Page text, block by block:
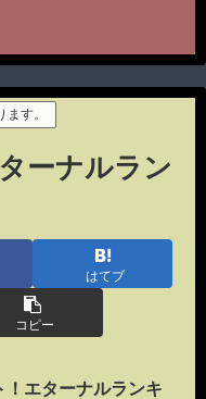
す。
ーナルラン
はてブ
コピー
！エターナルランキ